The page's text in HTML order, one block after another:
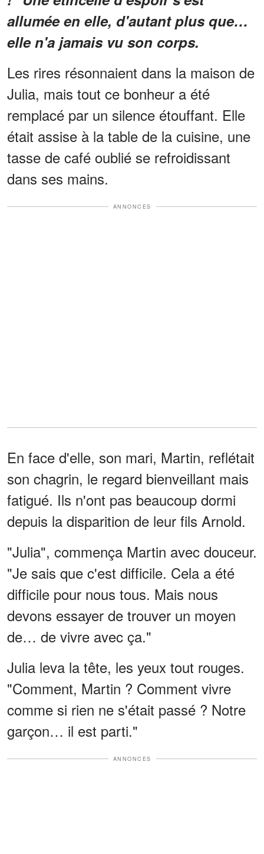
allumée en elle, d'autant plus que…
elle n'a jamais vu son corps.
Les rires résonnaient dans la maison de
Julia, mais tout ce bonheur a été
remplacé par un silence étouffant. Elle
était assise à la table de la cuisine, une
tasse de café oublié se refroidissant
dans ses mains.
ANNONCES
En face d'elle, son mari, Martin, reflétait
son chagrin, le regard bienveillant mais
fatigué. Ils n'ont pas beaucoup dormi
depuis la disparition de leur fils Arnold.
"Julia", commença Martin avec douceur.
"Je sais que c'est difficile. Cela a été
difficile pour nous tous. Mais nous
devons essayer de trouver un moyen
de… de vivre avec ça."
Julia leva la tête, les yeux tout rouges.
"Comment, Martin ? Comment vivre
comme si rien ne s'était passé ? Notre
garçon… il est parti."
ANNONCES